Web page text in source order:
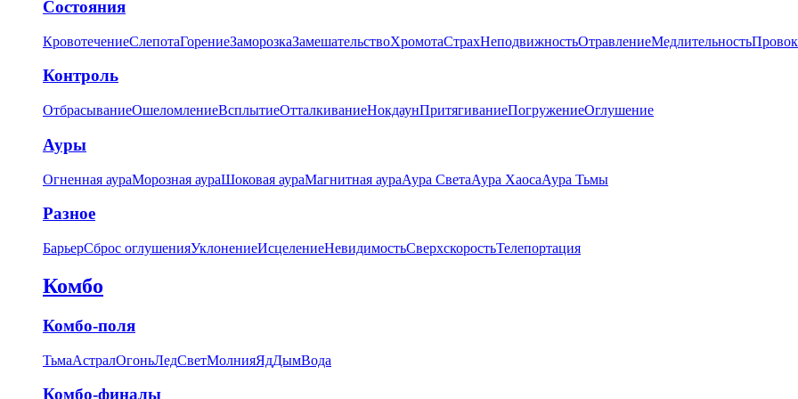
Состояния
КровотечениеСлепотаГорениеЗаморозкаЗамешательствоХромотаСтрахНеподвижностьОтравлениеМедлительность
Контроль
ОтбрасываниеОшеломлениеВсплытиеОтталкиваниеНокдаунПритягиваниеПогружениеОглушение
Ауры
Огненная аураМорозная аураШоковая аураМагнитная аураАура СветаАура ХаосаАура Тьмы
Разное
БарьерСброс оглушенияУклонениеИсцелениеНевидимостьСверхскоростьТелепортация
Комбо
Комбо-поля
ТьмаАстралОгоньЛедСветМолнияЯдДымВода
Комбо-финалы